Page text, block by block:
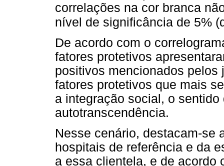
correlações na cor branca
nível de significância de 5% (
De acordo com o
fatores protetivos
positivos mencionados pelos
fatores protetivos que mais
a integração social, o
autotranscendência.
Nesse cenário, destacam-se
hospitais de referência e da
a essa clientela, e de acordo